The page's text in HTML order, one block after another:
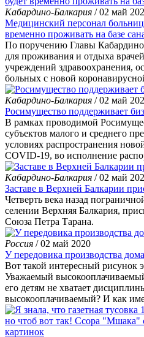
Кабардино-Балкария / 02 май
Медицинский персонал
временно проживать на базе
По поручению Главы
для проживания и отдыха
учреждений здравоохранения,
больных с новой
Кабардино-Балкария / 02 май
Росимущество поддерживает
В рамках проводимой
субъектов малого и среднего
условиях распространения
COVID-19, во исполнение
Кабардино-Балкария / 02 май
Заставе в Верхней Балкарии
Четверть века назад
селении Верхняя Балкария,
Союза Петра Тарана.
Россия / 02 май 2020
У передовика производства
Вот такой интересный рисунок
Уважаемый
его детям не хватает
высокооплачиваемый? И как